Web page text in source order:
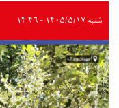
شنبه ۱۴۰۵/۵/۱۷ - ۱۴:۴۶